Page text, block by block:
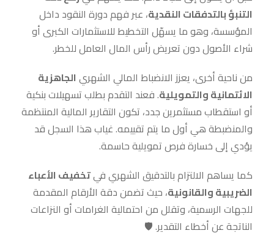
التنبؤ بالتدفقات النقدية، عبر فهم دورة النقود داخل
المؤسسة، وهو ما يسهّل التخطيط للاستثمارات الكبرى أو
شراء الأصول دون تعريض رأس المال العامل للخطر.
من ناحية أخرى، يعزز الانضباط المالي الشهري الجاهزية
الائتمانية والتمويلية. فعند التقدم بطلب تسهيلات بنكية
أو استقطاب مستثمرين جدد، تكون التقارير المالية المنتظمة
والمنضبطة هي أول ما يتم تقييمه. غياب هذا السجل قد
يؤدي إلى خسارة فرص تمويلية حاسمة.
كما يساهم الالتزام بالتدقيق الشهري فيتخفيف الأعباء
الضريبية والقانونية، حيث تضمن دقة الأرقام المقدمة
للجهات الرسمية، وتقلل من احتمالية الغرامات أو النزاعات
الناتجة عن أخطاء التقدير. 🛡️